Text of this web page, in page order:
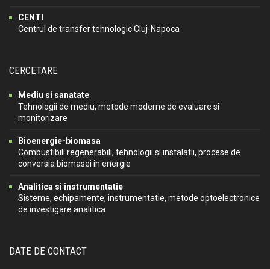
CENTI
Centrul de transfer tehnologic Cluj-Napoca
CERCETARE
Mediu si sanatate
Tehnologii de mediu, metode moderne de evaluare si
monitorizare
Bioenergie-biomasa
Combustibili regenerabili, tehnologii si instalatii, procese de
conversia biomasei in energie
Analitica si instrumentatie
Sisteme, echipamente, instrumentatie, metode optoelectronice
de investigare analitica
DATE DE CONTACT